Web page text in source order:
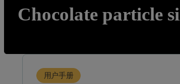
Chocolate particle
用户手册